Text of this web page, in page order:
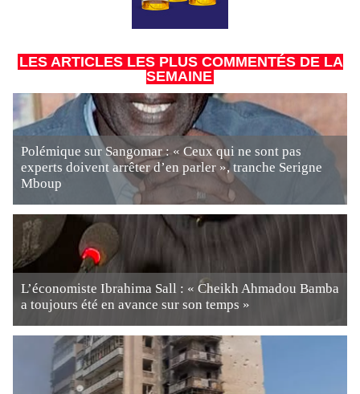
LES ARTICLES LES PLUS COMMENTÉS DE LA
SEMAINE
Polémique sur Sangomar : « Ceux qui ne sont pas
experts doivent arrêter d’en parler », tranche Serigne
Mboup
L’économiste Ibrahima Sall : « Cheikh Ahmadou Bamba
a toujours été en avance sur son temps »